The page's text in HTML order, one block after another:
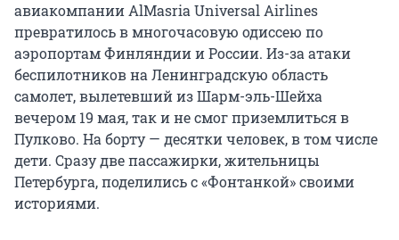
авиакомпании AlMasria Universal Airlines
превратилось в многочасовую одиссею по
аэропортам Финляндии и России. Из-за атаки
беспилотников на Ленинградскую область
самолет, вылетевший из Шарм-эль-Шейха
вечером 19 мая, так и не смог приземлиться в
Пулково. На борту — десятки человек, в том числе
дети. Сразу две пассажирки, жительницы
Петербурга, поделились с «Фонтанкой» своими
историями.